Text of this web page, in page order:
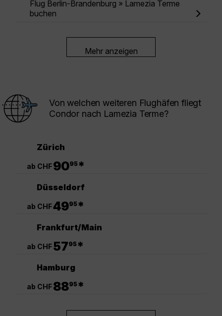
Flug Berlin-Brandenburg » Lamezia Terme
buchen
Mehr anzeigen
Von welchen weiteren Flughäfen fliegt
Condor nach Lamezia Terme?
Zürich
ab CHF9095*
Düsseldorf
ab CHF4995*
Frankfurt/Main
ab CHF5795*
Hamburg
ab CHF8895*